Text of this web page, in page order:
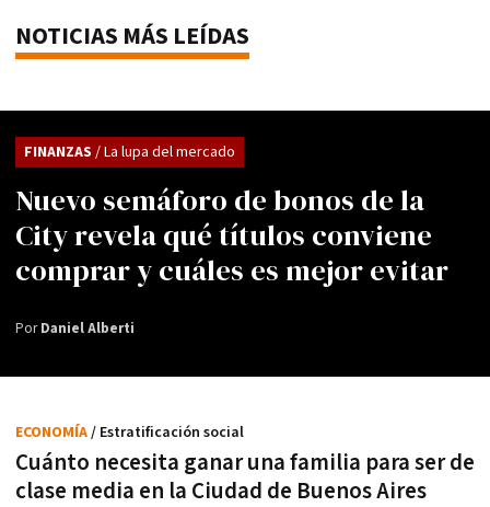
NOTICIAS MÁS LEÍDAS
Nuevo semáforo de bonos de la
City revela qué títulos conviene
comprar y cuáles es mejor evitar
FINANZAS / La lupa del mercado
PorDaniel Alberti
Cuánto necesita ganar una familia para ser de
clase media en la Ciudad de Buenos Aires
ECONOMÍA/ Estratificación social